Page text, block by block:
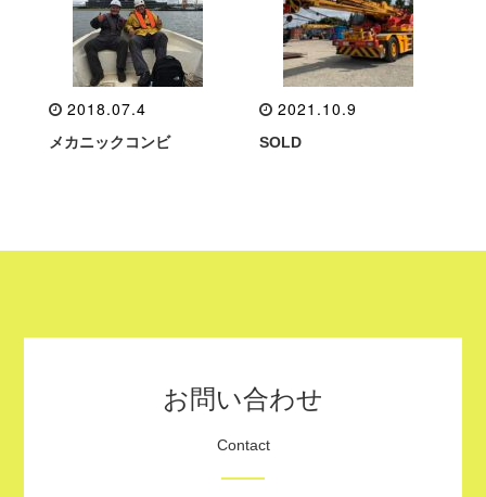
2018.07.4
メカニックコンビ
2021.10.9
SOLD
お問い合わせ
Contact